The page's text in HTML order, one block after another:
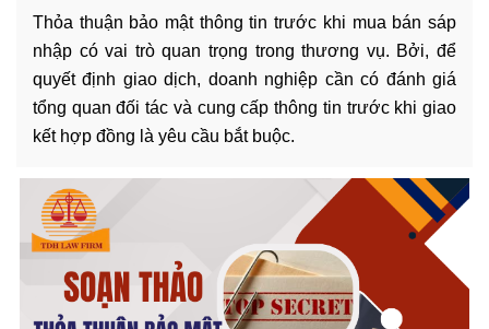
TỤC
LIÊN
HỆ
Thỏa thuận bảo mật thông tin trước khi mua bán sáp
nhập có vai trò quan trọng trong thương vụ. Bởi, để
quyết định giao dịch, doanh nghiệp cần có đánh giá
tổng quan đối tác và cung cấp thông tin trước khi giao
kết hợp đồng là yêu cầu bắt buộc.